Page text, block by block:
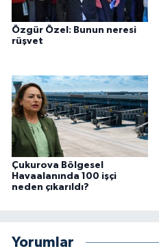
Özgür Özel: Bunun neresi
rüşvet
Çukurova Bölgesel
Havaalanında 100 işçi
neden çıkarıldı?
Yorumlar